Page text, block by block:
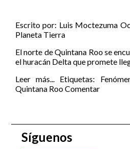
Escrito por: Luis Moctezuma
Planeta Tierra
El norte de Quintana Roo se
el huracán Delta que promete
Leer más... Etiquetas:
Quintana RooComentar
Síguenos